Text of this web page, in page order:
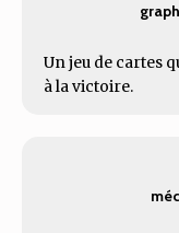
Un jeu de cartes
à la victoire.